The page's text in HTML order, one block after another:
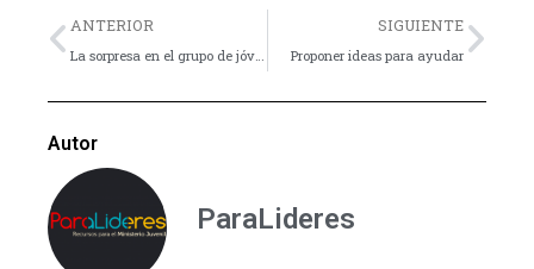
Previo
ANTERIOR SIGUIENTE
Proponer ideas para ayudar
Autor
ParaLideres